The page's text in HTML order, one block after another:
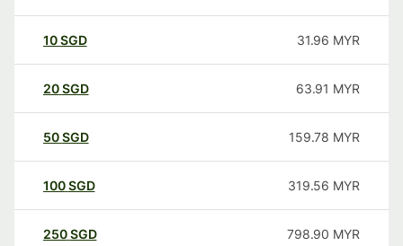
10SGD 31.96 MYR
20SGD 63.91 MYR
50SGD 159.78 MYR
100SGD 319.56 MYR
250SGD 798.90 MYR